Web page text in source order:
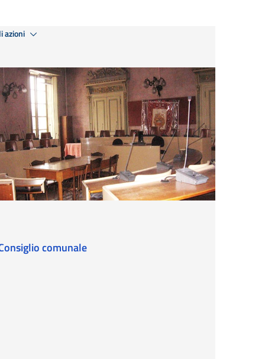
azioni
comunale